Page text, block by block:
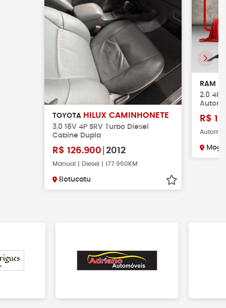
TOYOTA HILUX CAMINHONETE
3.0 16V 4P SRV Turbo Diesel
Cabine Dupla
R$ 126.900 2012
Manual | Diesel | 177.960KM
Botucatu
RAM
2.0 4P
R$
Mogi